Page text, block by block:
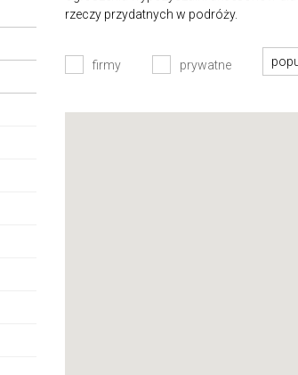
rzeczy przydatnych w podróży.
firmy prywatne